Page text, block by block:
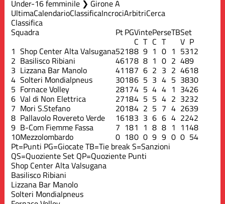
Under-16 femminile ❯ Girone A
UltimaCalendarioClassificaIncrociArbitriCerca
Classifica
Squadra PtPGVintePerseTBSet
C T C T V P
1 Shop Center Alta Valsugana52188 9 1 0 1 5312
2 Basilisco Ribiani 46178 8 1 0 2 489
3 Lizzana Bar Manolo 41187 6 2 3 2 4618
4 Solteri Mondialpneus 30186 5 3 4 5 3830
5 Fornace Volley 28174 5 4 4 1 3426
6 Val di Non Elettrica 27184 5 5 4 2 3232
7 Mori S.Stefano 20184 2 5 7 4 2639
8 Pallavolo Rovereto Verde 16183 3 6 6 4 2242
9 B-Com Fiemme Fassa 7 181 1 8 8 1 1148
10Mezzolombardo 0 180 0 9 9 0 0 54
Pt=Punti PG=GiocateTB=Tie breakS=Sanzioni
QS=Quoziente Set QP=Quoziente Punti
Shop Center Alta Valsugana
Basilisco Ribiani
Lizzana Bar Manolo
Solteri Mondialpneus